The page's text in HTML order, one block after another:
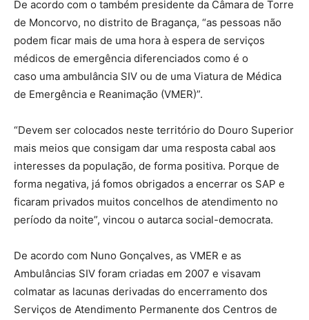
De acordo com o também presidente da Câmara de Torre
de Moncorvo, no distrito de Bragança, “as pessoas não
podem ficar mais de uma hora à espera de serviços
médicos de emergência diferenciados como é o
caso uma ambulância SIV ou de uma Viatura de Médica
de Emergência e Reanimação (VMER)”.
“Devem ser colocados neste território do Douro Superior
mais meios que consigam dar uma resposta cabal aos
interesses da população, de forma positiva. Porque de
forma negativa, já fomos obrigados a encerrar os SAP e
ficaram privados muitos concelhos de atendimento no
período da noite”, vincou o autarca social-democrata.
De acordo com Nuno Gonçalves, as VMER e as
Ambulâncias SIV foram criadas em 2007 e visavam
colmatar as lacunas derivadas do encerramento dos
Serviços de Atendimento Permanente dos Centros de